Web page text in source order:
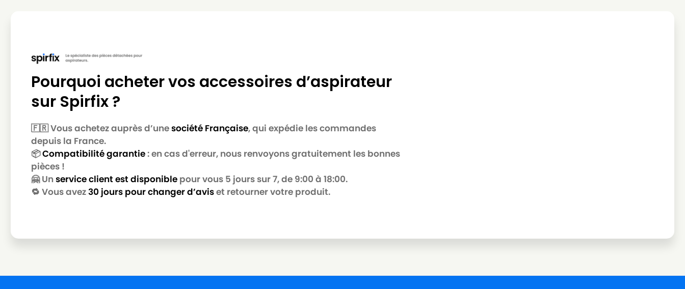
Pourquoi acheter vos accessoires d’aspirateur
sur Spirfix ?
🇫🇷 Vous achetez auprès d’unesociété Française, qui expédie les commandes
depuis la France.
📦Compatibilité garantie: en cas d'erreur, nous renvoyons gratuitement les bonnes
pièces !
🤗 Un service client est disponible pour vous 5 jours sur 7, de 9:00 à 18:00.
🔁 Vous avez30 jours pour changer d’aviset retourner votre produit.